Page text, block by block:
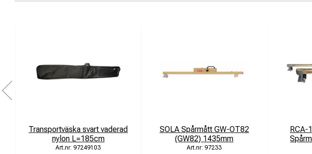
Transportväska svart vaderad
nylon L=185cm
97249103
SOLA Spårmått GW-OT82
(GW82) 1435mm
97233
RCA-